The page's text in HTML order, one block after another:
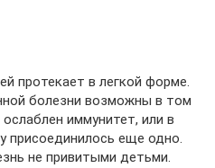
протекает в легкой форме.
болезни возможны в том
иммунитет, или в
присоединилось еще одно.
не привитыми детьми.